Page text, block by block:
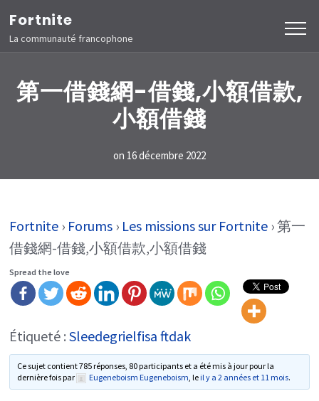
Aller
au
contenu
(Pressez
Entrée)
Fortnite
La communauté francophone
第一借錢網-借錢,小額借款,
小額借錢
on 16 décembre 2022
Fortnite › Forums › Les missions sur Fortnite ›第一
借錢網-借錢,小額借款,小額借錢
Spread the love
Étiqueté :Sleedegrielfisa ftdak
Ce sujet contient 785 réponses, 80 participants et a été mis à jour pour la
dernière fois par
Eugeneboism Eugeneboism, le il y a 2 années et 11 mois.